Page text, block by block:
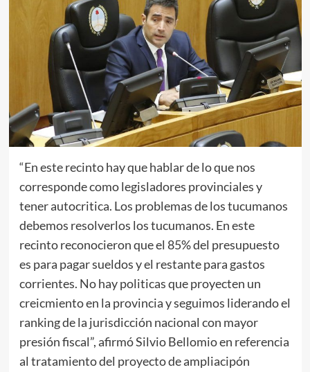
“En este recinto hay que hablar de lo que nos
corresponde como legisladores provinciales y
tener autocritica. Los problemas de los tucumanos
debemos resolverlos los tucumanos. En este
recinto reconocieron que el 85% del presupuesto
es para pagar sueldos y el restante para gastos
corrientes. No hay politicas que proyecten un
creicmiento en la provincia y seguimos liderando el
ranking de la jurisdicción nacional con mayor
presión fiscal”, afirmó Silvio Bellomio en referencia
al tratamiento del proyecto de ampliacipón